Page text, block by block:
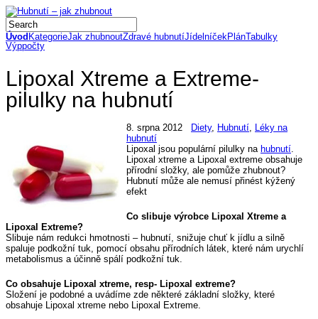
Úvod KategorieJak zhubnoutZdravé hubnutíJídelníčekPlánTabulky
Výppočty
Lipoxal Xtreme a Extreme-
pilulky na hubnutí
8. srpna 2012 Diety, Hubnutí
Léky na
hubnutí
Lipoxal jsou populární pilulky na hubnutí
Lipoxal xtreme a Lipoxal extreme obsahuje
přírodní složky, ale pomůže zhubnout?
Hubnutí může ale nemusí přinést kýžený
efekt
Co slibuje výrobce Lipoxal Xtreme a
Lipoxal Extreme?
Slibuje nám redukci hmotnosti – hubnutí, snižuje chuť k jídlu a silně
spaluje podkožní tuk, pomocí obsahu přírodních látek, které nám urychlí
metabolismus a účinně spálí podkožní tuk.
Co obsahuje Lipoxal xtreme, resp- Lipoxal extreme?
Složení je podobné a uvádíme zde některé základní složky, které
obsahuje Lipoxal xtreme nebo Lipoxal Extreme.